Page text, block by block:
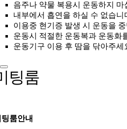
음주나 약물 복용시 운동하지 마
내부에서 흡연을 하실 수 없습니
이용중 현기증 발생 시 운동을
운동시 적절한 운동복과 운동화
운동기구 이용 후 땀을 닦아주세
팅룸
룸안내